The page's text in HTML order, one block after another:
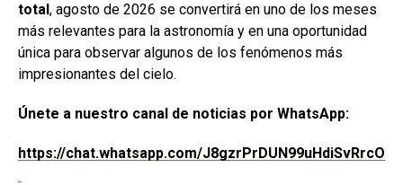
total, agosto de 2026 se convertirá en uno de los meses
más relevantes para la astronomía y en una oportunidad
única para observar algunos de los fenómenos más
impresionantes del cielo.
Únete a nuestro canal de noticias por WhatsApp:
https://chat.whatsapp.com/J8gzrPrDUN99uHdiSvRrcO